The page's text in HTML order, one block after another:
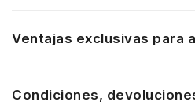
Ventajas exclusivas para
Condiciones,